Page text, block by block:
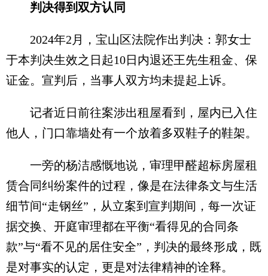
判决得到双方认同
2024年2月，宝山区法院作出判决：郭女士
于本判决生效之日起10日内退还王先生租金、保
证金。宣判后，当事人双方均未提起上诉。
记者近日前往案涉出租屋看到，屋内已入住
他人，门口靠墙处有一个放着多双鞋子的鞋架。
一旁的杨洁感慨地说，审理甲醛超标房屋租
赁合同纠纷案件的过程，像是在法律条文与生活
细节间“走钢丝”，从立案到宣判期间，每一次证
据交换、开庭审理都在平衡“看得见的合同条
款”与“看不见的居住安全”，判决的最终形成，既
是对事实的认定，更是对法律精神的诠释。